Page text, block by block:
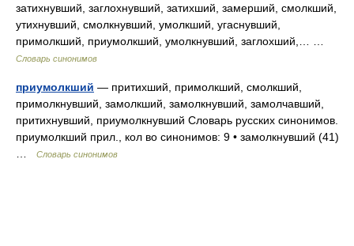
затихнувший, заглохнувший, затихший, замерший, смолкший,
утихнувший, смолкнувший, умолкший, угаснувший,
примолкший, приумолкший, умолкнувший, заглохший,… …
Словарь синонимов
приумолкший — притихший, примолкший, смолкший,
примолкнувший, замолкший, замолкнувший, замолчавший,
притихнувший, приумолкнувший Словарь русских синонимов.
приумолкший прил., кол во синонимов: 9 • замолкнувший (41)
Словарь синонимов